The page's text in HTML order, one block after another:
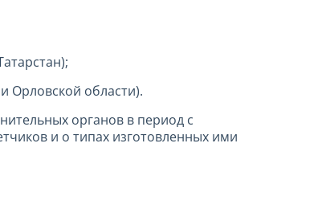
Орловской области).
органов в период с
и о типах изготовленных ими